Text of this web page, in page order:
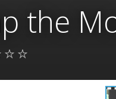
the